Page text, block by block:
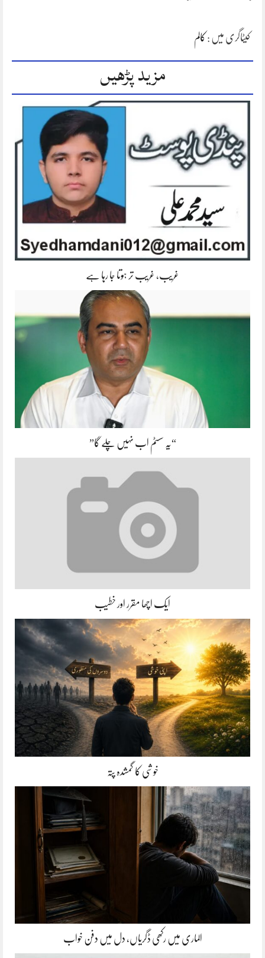
کیٹاگری میں : کالم
مزید پڑھیں
غریب، غریب تر ہوتا جا رہا ہے
“یہ سسٹم اب نہیں چلے گا”
ایک اچھا مقرر اور خطیب
خوشی کا گمشدہ پتہ
الماری میں رکھی ڈگریاں، دل میں دفن خواب